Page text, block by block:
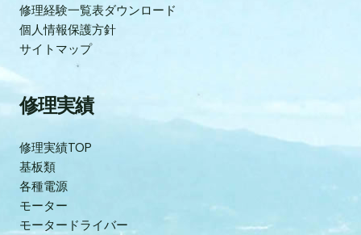
修理経験一覧表ダウンロード
個人情報保護方針
サイトマップ
修理実績
修理実績TOP
基板類
各種電源
モーター
モータードライバー